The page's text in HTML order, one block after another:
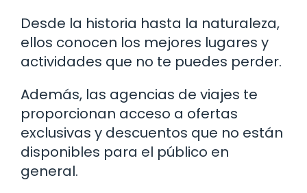
Desde la historia hasta la naturaleza,
ellos conocen los mejores lugares y
actividades que no te puedes perder.
Además, las agencias de viajes te
proporcionan acceso a ofertas
exclusivas y descuentos que no están
disponibles para el público en
general.